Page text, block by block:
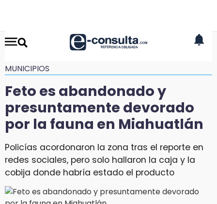
MUNICIPIOS
Feto es abandonado y
presuntamente devorado
por la fauna en Miahuatlán
Policías acordonaron la zona tras el reporte en
redes sociales, pero solo hallaron la caja y la
cobija donde habría estado el producto